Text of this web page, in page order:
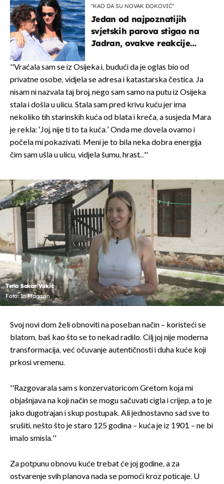
"KAO DA SU NOVAK ĐOKOVIĆ"
Jedan od najpoznatijih
svjetskih parova stigao na
Jadran, ovakve reakcije
''Vraćala sam se iz Osijeka i, budući da je oglas bio od
privatne osobe, vidjela se adresa i katastarska čestica. Ja
nisam ni nazvala taj broj, nego sam samo na putu iz Osijeka
stala i došla u ulicu. Stala sam pred krivu kuću jer ima
nekoliko tih starinskih kuća od blata i kreča, a susjeda Mara
je rekla: ‘Joj, nije ti to ta kuća.’ Onda me dovela ovamo i
počela mi pokazivati. Meni je to bila neka dobra energija
čim sam ušla u ulicu, vidjela šumu, hrast...''
Tena Sakar Vukić
Foto: In Magazin
Svoj novi dom želi obnoviti na poseban način – koristeći se
blatom, baš kao što se to nekad radilo. Cilj joj nije moderna
transformacija, već očuvanje autentičnosti i duha kuće koji
prkosi vremenu.
''Razgovarala sam s konzervatoricom Gretom koja mi
objašnjava na koji način se mogu sačuvati cigla i crijep, a to je
jako dugotrajan i skup postupak. Ali jednostavno sad sve to
srušiti, nešto što je staro 125 godina – kuća je iz 1901. – ne bi
imalo smisla.''
Za potpunu obnovu kuće trebat će joj godine, a za
ostvarenje svih planova nada se pomoći kroz poticaje. U